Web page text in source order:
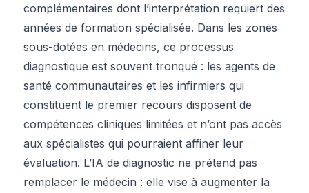
complémentaires dont l’interprétation requiert des
années de formation spécialisée. Dans les zones
sous-dotées en médecins, ce processus
diagnostique est souvent tronqué : les agents de
santé communautaires et les infirmiers qui
constituent le premier recours disposent de
compétences cliniques limitées et n’ont pas accès
aux spécialistes qui pourraient affiner leur
évaluation. L’IA de diagnostic ne prétend pas
remplacer le médecin : elle vise à augmenter la